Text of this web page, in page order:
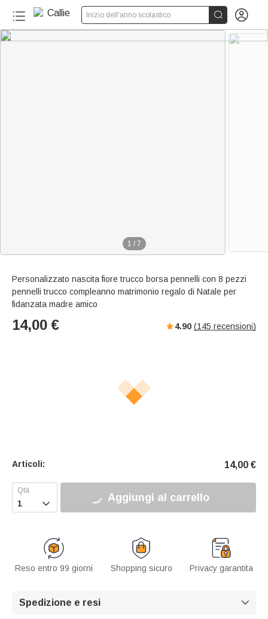
Inizio dell'anno scolastico  
1 / 7
Personalizzato nascita fiore trucco borsa pennelli con 8 pezzi
pennelli trucco compleanno matrimonio regalo di Natale per
fidanzata madre amico
14,00 € 4.90 (145 recensioni)
Articoli: 14,00 €
 Aggiungi al carrello
Reso entro 99 giorni Shopping sicuro Privacy garantita
Spedizione e resi 